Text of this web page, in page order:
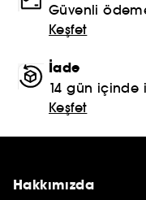
Güvenli
Keşfet
İade
14 gün içinde
Keşfet
Hakkımızda